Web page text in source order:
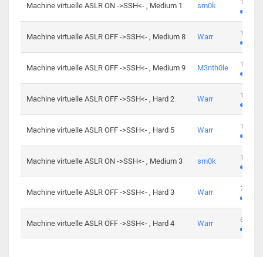
Machine virtuelle ASLR ON ->SSH<- , Medium 1 sm0k 139
Machine virtuelle ASLR OFF ->SSH<- , Medium 8 Warr 112
Machine virtuelle ASLR OFF ->SSH<- , Medium 9 M3nth0le 100
Machine virtuelle ASLR OFF ->SSH<- , Hard 2 Warr 176
Machine virtuelle ASLR OFF ->SSH<- , Hard 5 Warr 115
Machine virtuelle ASLR ON ->SSH<- , Medium 3 sm0k 115
Machine virtuelle ASLR OFF ->SSH<- , Hard 3 Warr 76
Machine virtuelle ASLR OFF ->SSH<- , Hard 4 Warr 63